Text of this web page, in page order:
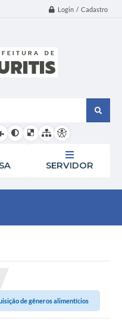
Login / Cadastro
SERVIDOR
de gêneros alimentícios